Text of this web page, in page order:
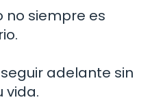
no siempre es
adelante sin
vida.